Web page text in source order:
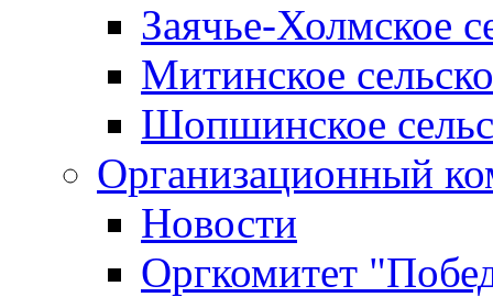
Заячье-Холмское
Митинское
Шопшинское
Организационный
Новости
Оргкомитет